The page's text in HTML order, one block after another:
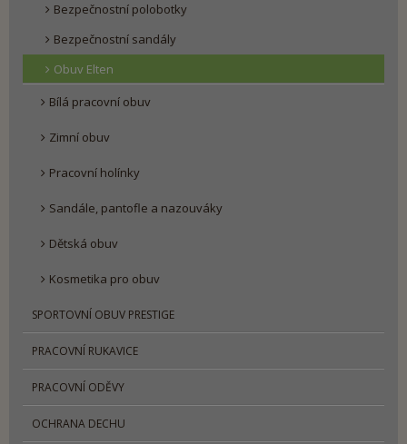
Bezpečnostní polobotky
Bezpečnostní sandály
Obuv Elten
Bílá pracovní obuv
Zimní obuv
Pracovní holínky
Sandále, pantofle a nazouváky
Dětská obuv
Kosmetika pro obuv
SPORTOVNÍ OBUV PRESTIGE
PRACOVNÍ RUKAVICE
PRACOVNÍ ODĚVY
OCHRANA DECHU